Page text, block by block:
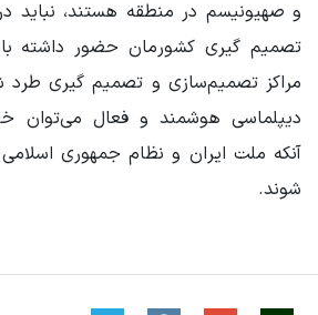
و صهیونیسم در منطقه هستند، نباید
تصمیم ‌گیری کشورمان حضور داشته
مراکز تصمیم‌سازی و تصمیم‌ گیری طرد
دیپلماسی هوشمند و فعال می‌توان
آنکه ملت ایران و نظام جمهوری
شوند.